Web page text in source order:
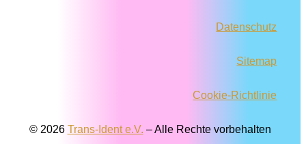
Datenschutz
Sitemap
Cookie-Richtlinie
© 2026 Trans-Ident e.V. – Alle Rechte vorbehalten